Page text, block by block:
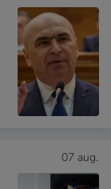
07 aug.